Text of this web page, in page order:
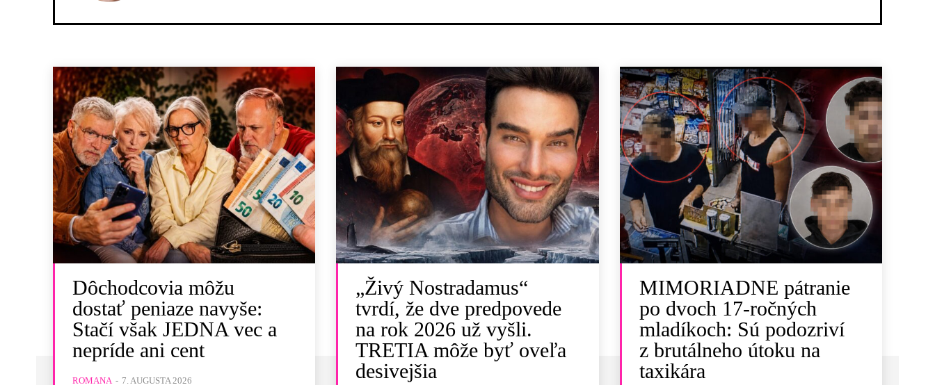
Dôchodcovia môžu
dostať peniaze navyše:
Stačí však JEDNA vec a
nepríde ani cent
ROMANA - 7. AUGUSTA 2026
„Živý Nostradamus“
tvrdí, že dve predpovede
na rok 2026 už vyšli.
TRETIA môže byť oveľa
desivejšia
MIMORIADNE pátranie
po dvoch 17-ročných
mladíkoch: Sú podozriví
z brutálneho útoku na
taxikára